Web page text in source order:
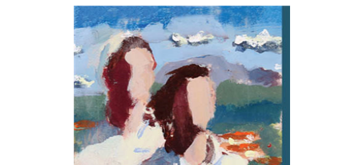
נעמה שפי ענת פירסט